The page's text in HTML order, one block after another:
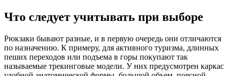
Что следует учитывать при выборе
Рюкзаки бывают разные, и в первую очередь они отличаются
по назначению. К примеру, для активного туризма, длинных
пеших переходов или подъема в горы покупают так
называемые трекинговые модели. У них предусмотрен каркас